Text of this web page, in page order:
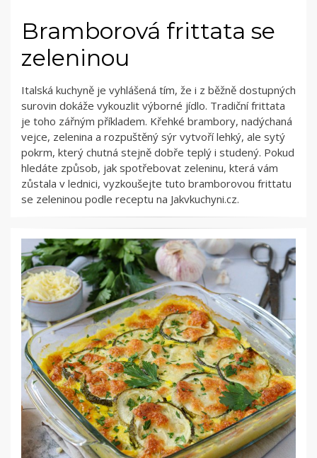
Bramborová frittata se
zeleninou
Italská kuchyně je vyhlášená tím, že i z běžně dostupných
surovin dokáže vykouzlit výborné jídlo. Tradiční frittata
je toho zářným příkladem. Křehké brambory, nadýchaná
vejce, zelenina a rozpuštěný sýr vytvoří lehký, ale sytý
pokrm, který chutná stejně dobře teplý i studený. Pokud
hledáte způsob, jak spotřebovat zeleninu, která vám
zůstala v lednici, vyzkoušejte tuto bramborovou frittatu
se zeleninou podle receptu na Jakvkuchyni.cz.